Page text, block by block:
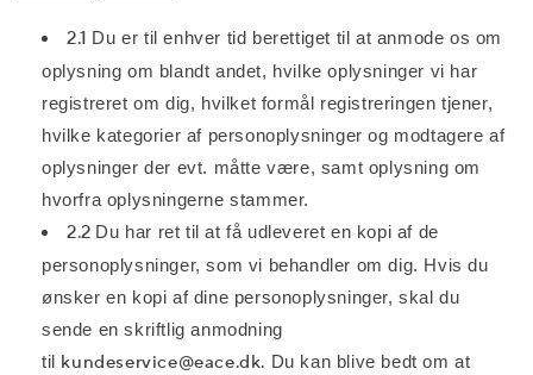
2.1 Du er til enhver tid berettiget til at anmode os om
oplysning om blandt andet, hvilke oplysninger vi har
registreret om dig, hvilket formål registreringen tjener,
hvilke kategorier af personoplysninger og modtagere af
oplysninger der evt. måtte være, samt oplysning om
hvorfra oplysningerne stammer.
2.2 Du har ret til at få udleveret en kopi af de
personoplysninger, som vi behandler om dig. Hvis du
ønsker en kopi af dine personoplysninger, skal du
sende en skriftlig anmodning
til kundeservice@eace.dk. Du kan blive bedt om at